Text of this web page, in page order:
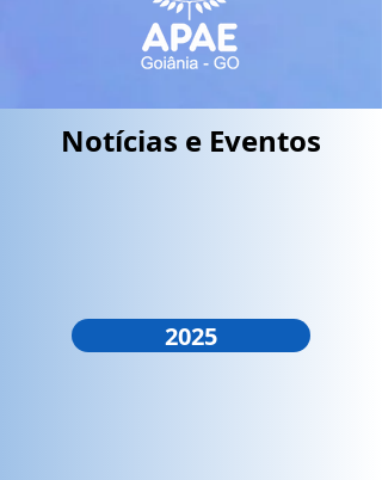
Notícias e Eventos
2025